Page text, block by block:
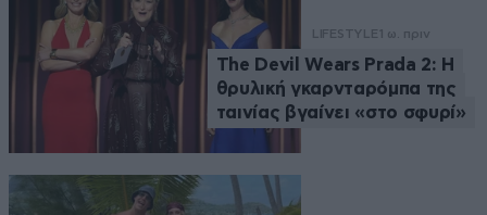
LIFESTYLE 1 ω. πριν
The Devil Wears Prada 2: Η
θρυλική γκαρνταρόμπα της
ταινίας βγαίνει «στο σφυρί»